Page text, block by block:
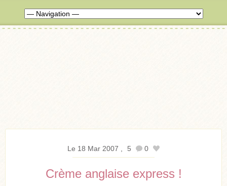
Le 18 Mar 2007 5 0
Crème anglaise express !